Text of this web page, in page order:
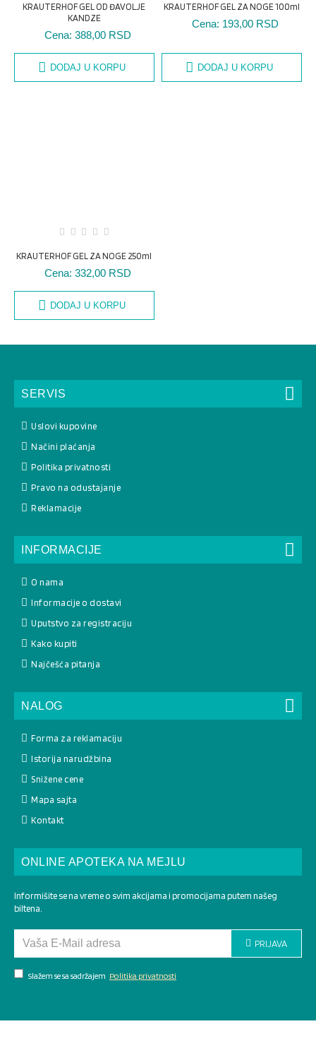
KRAUTERHOF GEL OD ĐAVOLJE
KANDZE
Cena: 388,00 RSD
DODAJ U KORPU
KRAUTERHOF GEL ZA NOGE 100ml
Cena: 193,00 RSD
DODAJ U KORPU
KRAUTERHOF GEL ZA NOGE 250ml
Cena: 332,00 RSD
DODAJ U KORPU
SERVIS
Uslovi kupovine
Načini plaćanja
Politika privatnosti
Pravo na odustajanje
Reklamacije
INFORMACIJE
O nama
Informacije o dostavi
Uputstvo za registraciju
Kako kupiti
Najčešća pitanja
NALOG
Forma za reklamaciju
Istorija narudžbina
Snižene cene
Mapa sajta
Kontakt
ONLINE APOTEKA NA MEJLU
Informišite se na vreme o svim akcijama i promocijama putem našeg
biltena.
PRIJAVA
Slažem se sa sadržajem Politika privatnosti